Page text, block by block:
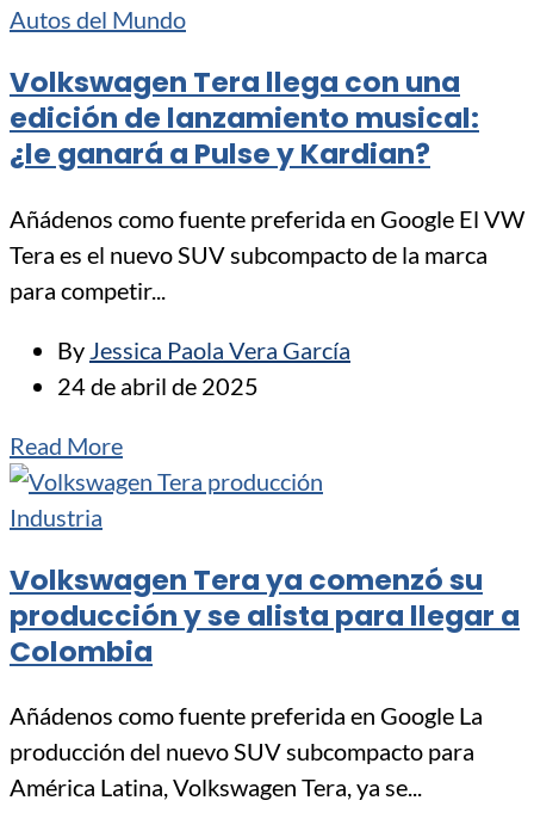
Autos del Mundo
Volkswagen Tera llega con una
edición de lanzamiento musical:
¿le ganará a Pulse y Kardian?
Añádenos como fuente preferida en Google El VW
Tera es el nuevo SUV subcompacto de la marca
para competir...
By Jessica Paola Vera García
24 de abril de 2025
Read More
Industria
Volkswagen Tera ya comenzó su
producción y se alista para llegar a
Colombia
Añádenos como fuente preferida en Google La
producción del nuevo SUV subcompacto para
América Latina, Volkswagen Tera, ya se...